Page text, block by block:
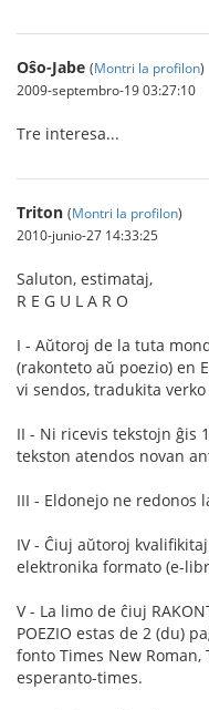
Oŝo-Jabe (Montri la profilon)
2009-septembro-19 03:27:10
Tre interesa...
Triton (Montri la profilon)
2010-junio-27 14:33:25
Saluton, estimataj,
R E G U L A R O
I - Aŭtoroj de la tuta
(rakonteto aŭ poezio) en
vi sendos, tradukita
II - Ni ricevis tekstojn ĝis
tekston atendos novan
III - Eldonejo ne redonos
IV - Ĉiuj aŭtoroj
elektronika formato (e-
V - La limo de ĉiuj
POEZIO estas de 2 (du)
fonto Times New
esperanto-times.